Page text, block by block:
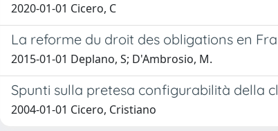
2020-01-01 Cicero, C
La reforme du droit des obligations en
2015-01-01 Deplano, S; D'Ambrosio, M.
Spunti sulla pretesa configurabilità della
2004-01-01 Cicero, Cristiano